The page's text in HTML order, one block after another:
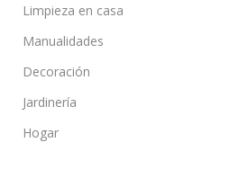
Limpieza en casa
Manualidades
Decoración
Jardinería
Hogar